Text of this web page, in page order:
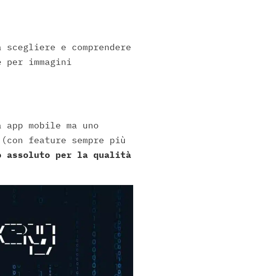
e comprendere
immagini
mobile ma uno
feature sempre più
assoluto per la qualità